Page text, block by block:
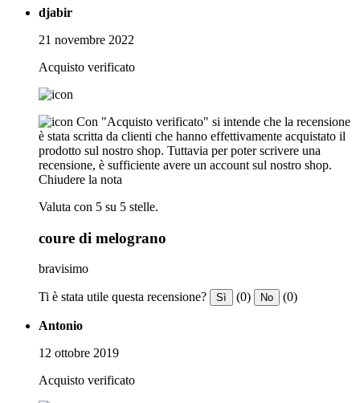
djabir
21 novembre 2022
Acquisto verificato
Con "Acquisto verificato" si intende che la recensione
è stata scritta da clienti che hanno effettivamente acquistato il
prodotto sul nostro shop. Tuttavia per poter scrivere una
recensione, è sufficiente avere un account sul nostro shop.
Chiudere la nota
Valuta con 5 su 5 stelle.
coure di melograno
bravisimo
Ti è stata utile questa recensione? Sì (0) No (0)
Antonio
12 ottobre 2019
Acquisto verificato